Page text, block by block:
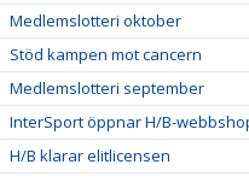
Medlemslotteri oktober
Stöd kampen mot cancern
Medlemslotteri september
InterSport öppnar H/B-
H/B klarar elitlicensen